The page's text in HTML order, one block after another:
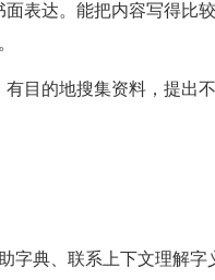
表达。能把内容写得比
目的地搜集资料，提出
字典、联系上下文理解